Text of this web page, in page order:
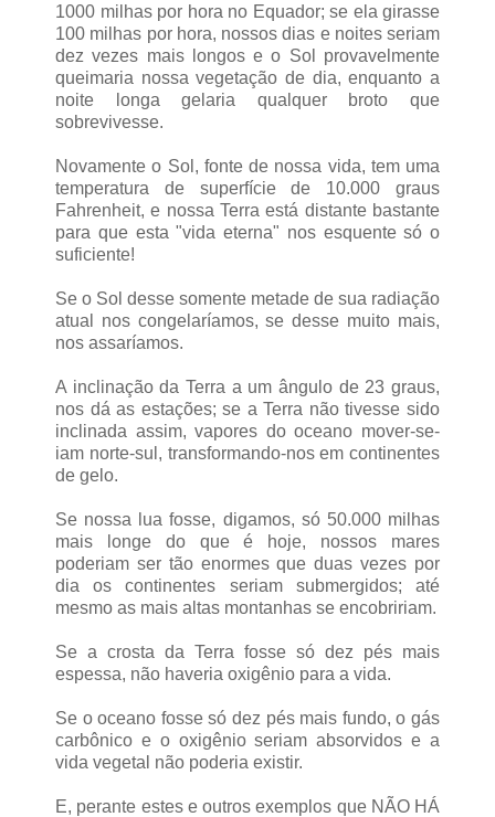
1000 milhas por hora no Equador; se ela girasse
100 milhas por hora, nossos dias e noites seriam
dez vezes mais longos e o Sol provavelmente
queimaria nossa vegetação de dia, enquanto a
noite longa gelaria qualquer broto que
sobrevivesse.
Novamente o Sol, fonte de nossa vida, tem uma
temperatura de superfície de 10.000 graus
Fahrenheit, e nossa Terra está distante bastante
para que esta "vida eterna" nos esquente só o
suficiente!
Se o Sol desse somente metade de sua radiação
atual nos congelaríamos, se desse muito mais,
nos assaríamos.
A inclinação da Terra a um ângulo de 23 graus,
nos dá as estações; se a Terra não tivesse sido
inclinada assim, vapores do oceano mover-se-
iam norte-sul, transformando-nos em continentes
de gelo.
Se nossa lua fosse, digamos, só 50.000 milhas
mais longe do que é hoje, nossos mares
poderiam ser tão enormes que duas vezes por
dia os continentes seriam submergidos; até
mesmo as mais altas montanhas se encobririam.
Se a crosta da Terra fosse só dez pés mais
espessa, não haveria oxigênio para a vida.
Se o oceano fosse só dez pés mais fundo, o gás
carbônico e o oxigênio seriam absorvidos e a
vida vegetal não poderia existir.
E, perante estes e outros exemplos que NÃO HÁ